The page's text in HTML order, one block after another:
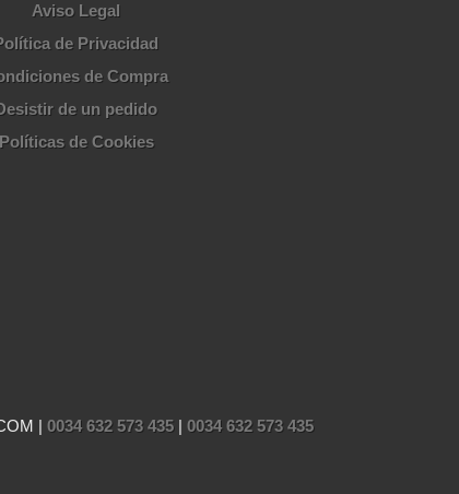
Aviso Legal
de Privacidad
de Compra
de un pedido
Políticas de Cookies
|0034 632 573 435 |0034 632 573 435